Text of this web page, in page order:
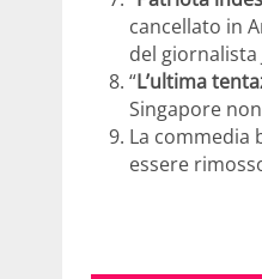
cancellato in
del giornalista
“L’ultima
Singapore
La commedia
essere